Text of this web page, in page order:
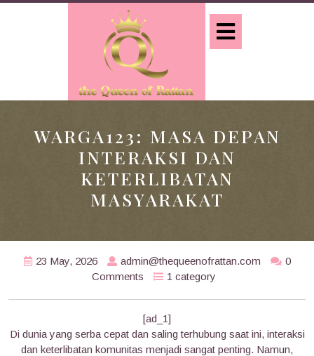
Skip
WARGA123: MASA DEPAN
INTERAKSI DAN
KETERLIBATAN
MASYARAKAT
23 May, 2026 admin@thequeenofrattan.com
0
Comments
1 category
[ad_1]
Di dunia yang serba cepat dan saling terhubung saat ini, interaksi
dan keterlibatan komunitas menjadi sangat penting. Namun,